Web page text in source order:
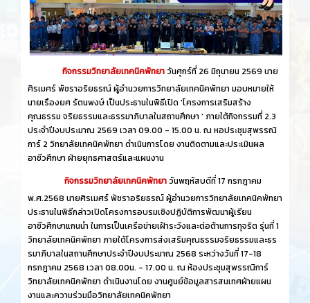
กิจกรรมวิทยาลัยเทคนิคพัทยาวันศุกร์​ที่ 26 ​มิถุนายน​ 2569 นาย
ศิรเมศร์ พัชราอริยธรณ์ ผู้อำนวยการวิทยาลัยเทคนิคพัทยา มอบหมายให้
นายเรืองยศ รัตนพงษ์ เป็นประธานในพิธีเปิด 'โครงการเสริมสร้าง
คุณธรรม จริยธรรมและธรรมาภิบาลในสถานศึกษา ' ภายใต้กิจกรรมที่ 2.3
ประจำปีงบประมาณ 2569 เวลา 09.00 - 15.00 น. ณ หอประชุมสุพรรณิ
การ์ 2 วิทยาลัยเทคนิคพัทยา ดำเนินการโดย งานติดตามและประเมินผล
อาชีวศึกษา ฝ่ายยุทธศาสตร์และแผนงาน
กิจกรรมวิทยาลัยเทคนิคพัทยาวันพฤหัสบดีที่ 17 กรกฎาคม
พ.ศ.2568 นายศิรเมศร์ พัชราอริยธรณ์ ผู้อำนวยการวิทยาลัยเทคนิคพัทยา
ประธานในพิธีกล่าวเปิดโครงการอบรมเชิงปฏิบัติการพัฒนาผู้เรียน
อาชีวศึกษาแกนนำ ในการเป็นเครือข่ายเฝ้าระวังและต่อต้านการทุจริต รุ่นที่ 1
วิทยาลัยเทคนิคพัทยา ภายใต้โครงการส่งเสริมคุณธรรมจริยธรรมและธร
รมาภิบาลในสถานศึกษาประจำปีงบประมาณ 2568 ระหว่างวันที่ 17-18
กรกฎาคม 2568 เวลา 08.00น. - 17.00 น. ณ ห้องประชุมสุพรรณิการ์
วิทยาลัยเทคนิคพัทยา ดำเนินงานโดย งานศูนย์ข้อมูลสารสนเทศฝ่ายแผน
งานและความร่วมมือวิทยาลัยเทคนิคพัทยา